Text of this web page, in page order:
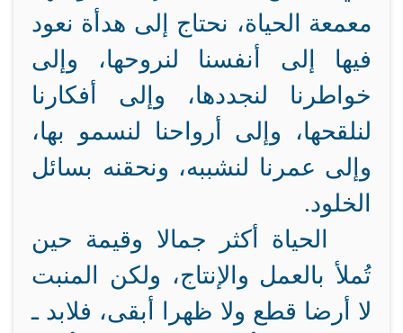
معمعة الحياة، نحتاج إلى هدأة نعود
فيها إلى أنفسنا لنروحها، وإلى
خواطرنا لنجددها، وإلى أفكارنا
لنلقحها، وإلى أرواحنا لنسمو بها،
وإلى عمرنا لنشببه، ونحقنه بسائل
الخلود.
الحياة أكثر جمالا وقيمة حين
تُملأ بالعمل والإنتاج، ولكن المنبت
لا أرضا قطع ولا ظهرا أبقى، فلابد ـ